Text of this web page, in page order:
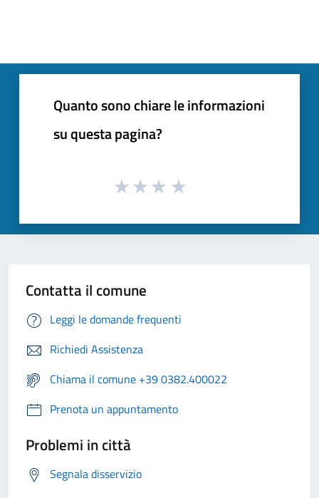
Quanto sono chiare le informazioni
su questa pagina?
Contatta il comune
Leggi le domande frequenti
Richiedi Assistenza
Chiama il comune +39 0382.400022
Prenota un appuntamento
Problemi in città
Segnala disservizio